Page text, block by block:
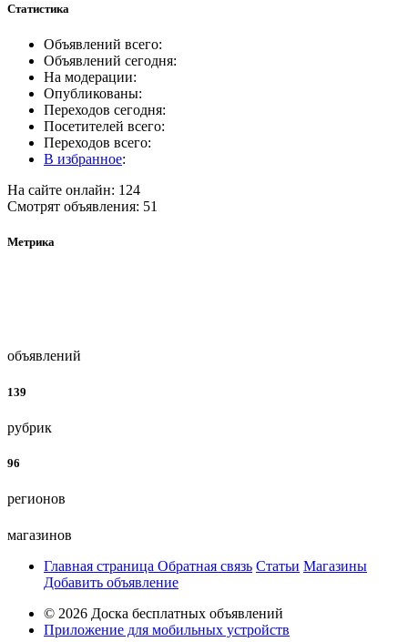
Статистика
Объявлений всего:
Объявлений сегодня:
На модерации:
Опубликованы:
Переходов сегодня:
Посетителей всего:
Переходов всего:
В избранное:
На сайте онлайн: 124
Смотрят объявления: 51
Метрика
объявлений
139
рубрик
96
регионов
магазинов
Главная страница Обратная связь Статьи Магазины
Добавить объявление
© 2026 Доска бесплатных объявлений
Приложение для мобильных устройств